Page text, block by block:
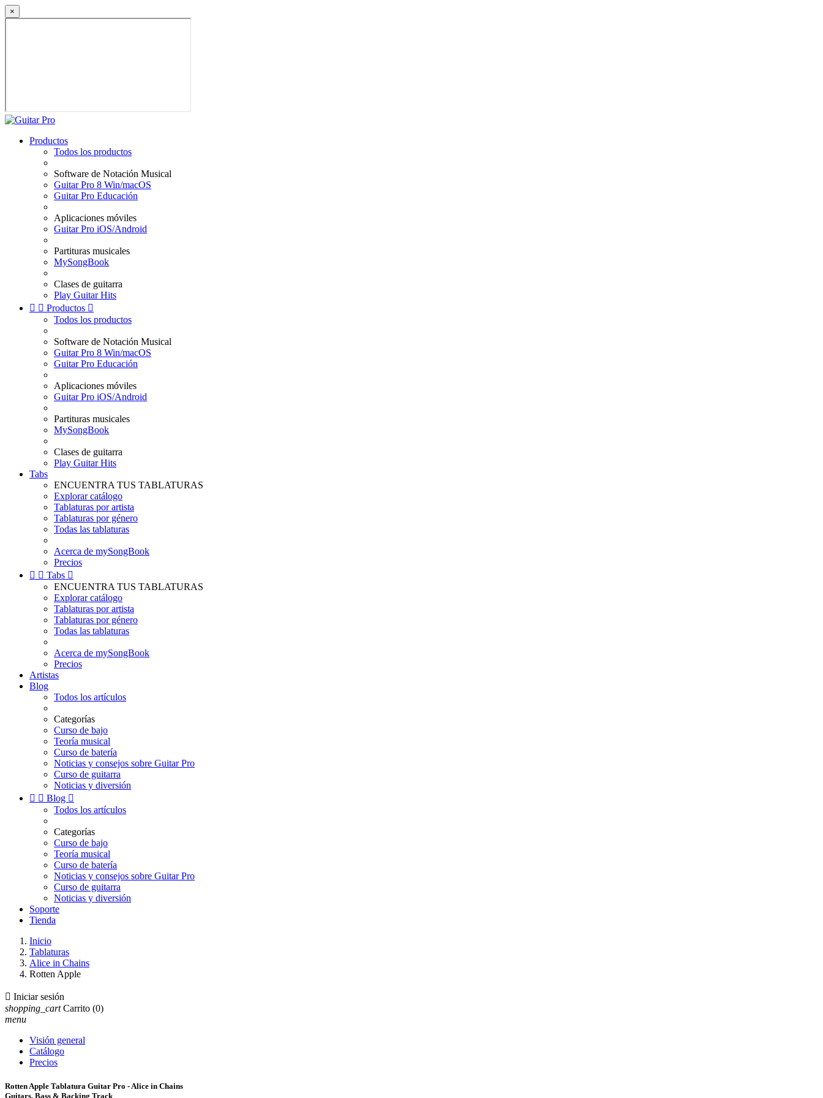
×
Productos
Todos los productos
Software de Notación Musical
Guitar Pro 8 Win/macOS
Guitar Pro Educación
Aplicaciones móviles
Guitar Pro iOS/Android
Partituras musicales
MySongBook
Clases de guitarra
Play Guitar Hits
  Productos 
Todos los productos
Software de Notación Musical
Guitar Pro 8 Win/macOS
Guitar Pro Educación
Aplicaciones móviles
Guitar Pro iOS/Android
Partituras musicales
MySongBook
Clases de guitarra
Play Guitar Hits
Tabs
ENCUENTRA TUS TABLATURAS
Explorar catálogo
Tablaturas por artista
Tablaturas por género
Todas las tablaturas
Acerca de mySongBook
Precios
  Tabs 
ENCUENTRA TUS TABLATURAS
Explorar catálogo
Tablaturas por artista
Tablaturas por género
Todas las tablaturas
Acerca de mySongBook
Precios
Artistas
Blog
Todos los artículos
Categorías
Curso de bajo
Teoría musical
Curso de batería
Noticias y consejos sobre Guitar Pro
Curso de guitarra
Noticias y diversión
  Blog 
Todos los artículos
Categorías
Curso de bajo
Teoría musical
Curso de batería
Noticias y consejos sobre Guitar Pro
Curso de guitarra
Noticias y diversión
Soporte
Tienda
Inicio
Tablaturas
Alice in Chains
Rotten Apple
 Iniciar sesión
shopping_cart Carrito (0)
menu
Visión general
Catálogo
Precios
Rotten Apple Tablatura Guitar Pro - Alice in Chains
Guitars, Bass & Backing Track